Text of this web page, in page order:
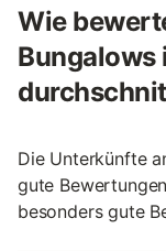
Wie
Bungalows
Die Unterkünfte
gute
besonders gute